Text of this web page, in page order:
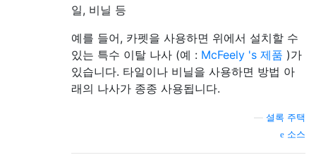
일, 비닐 등
예를 들어, 카펫을 사용하면 위에서 설치할 수
있는 특수 이탈 나사 (예 : McFeely 's 제품 )가
있습니다. 타일이나 비닐을 사용하면 방법 아
래의 나사가 종종 사용됩니다.
셜록 주택
소스